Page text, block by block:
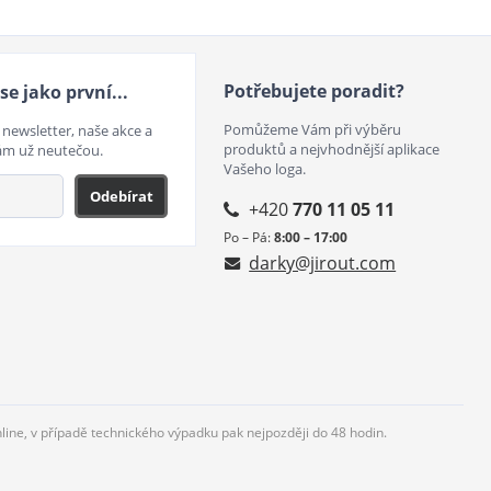
jako první...
naše akce a
už neutečou.
Odebírat
Potřebujete poradit?
Pomůžeme Vám při výběru
produktů a nejvhodnější aplikace
Vašeho loga.
+420770 11 05 11
Po – Pá:8:00 – 17:00
darky@jirout.com
v případě technického výpadku pak nejpozději do 48 hodin.